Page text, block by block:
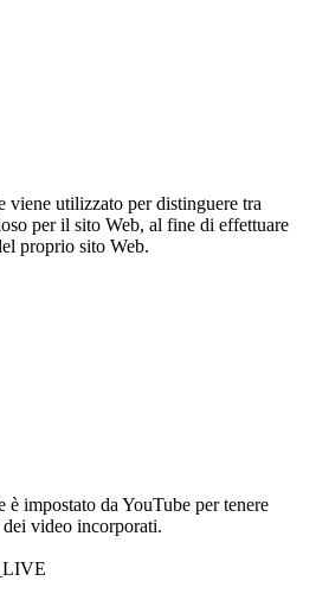
viene utilizzato per distinguere tra
per il sito Web, al fine di effettuare
proprio sito Web.
è impostato da YouTube per tenere
video incorporati.